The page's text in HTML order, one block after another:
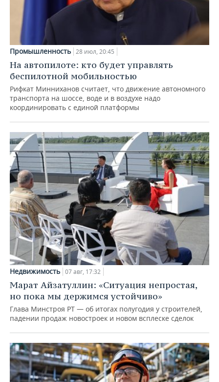
Промышленность 28 июл, 20:45
На автопилоте: кто будет управлять
беспилотной мобильностью
Рифкат Минниханов считает, что движение автономного
транспорта на шоссе, воде и в воздухе надо
координировать с единой платформы
Недвижимость 07 авг, 17:32
Марат Айзатуллин: «Ситуация непростая,
но пока мы держимся устойчиво»
Глава Минстроя РТ — об итогах полугодия у строителей,
падении продаж новостроек и новом всплеске сделок